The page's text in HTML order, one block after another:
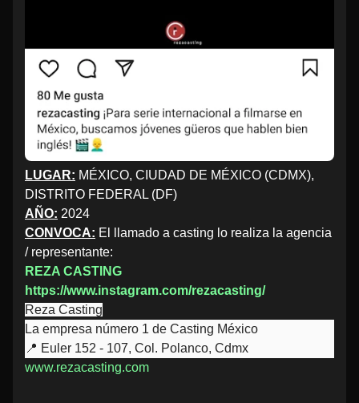
LUGAR: MÉXICO, CIUDAD DE MÉXICO (CDMX),
DISTRITO FEDERAL (DF)
AÑO: 2024
CONVOCA: El llamado a casting lo realiza la agencia
/ representante:
REZA CASTING
https://www.instagram.com/rezacasting/
Reza Casting
La empresa número 1 de Casting México
📍 Euler 152 - 107, Col. Polanco, Cdmx
www.rezacasting.com